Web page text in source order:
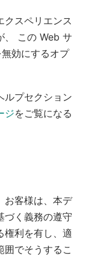
スペリエンス
、 この Web サ
効にするオプ
ルプセクション
ジをご覧になる
お客様は、本デ
づく義務の遵守
権利を有し、適
囲でそうするこ